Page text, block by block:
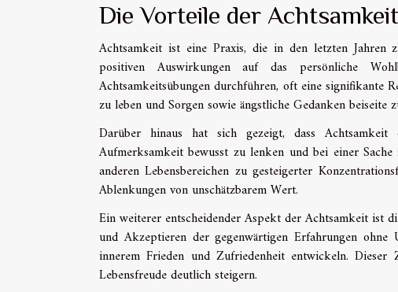
Die Vorteile der Achtsamkeit
Achtsamkeit ist eine Praxis, die in den letzten Jahren
positiven Auswirkungen auf das persönliche
Achtsamkeitsübungen durchführen, oft eine signifikante
zu leben und Sorgen sowie ängstliche Gedanken
Darüber hinaus hat sich gezeigt, dass
Aufmerksamkeit bewusst zu lenken und bei einer
anderen Lebensbereichen zu gesteigerter
Ablenkungen von unschätzbarem Wert.
Ein weiterer entscheidender Aspekt der Achtsamkeit ist
und Akzeptieren der gegenwärtigen Erfahrungen
innerem Frieden und Zufriedenheit entwickeln.
Lebensfreude deutlich steigern.